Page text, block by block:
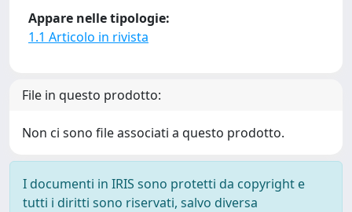
Appare nelle tipologie:
1.1 Articolo in rivista
File in questo prodotto:
Non ci sono file associati a questo prodotto.
I documenti in IRIS sono protetti da copyright e
tutti i diritti sono riservati, salvo diversa